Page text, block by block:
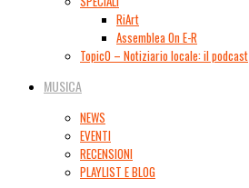
RiArt
Assemblea On E-R
TopicO – Notiziario locale: il podcast
MUSICA
NEWS
EVENTI
RECENSIONI
PLAYLIST E BLOG